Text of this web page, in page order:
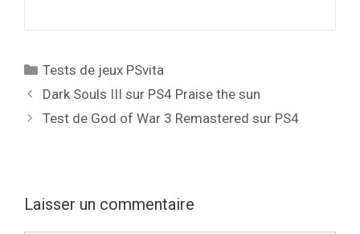
Catégories
Tests de jeux PSvita
Dark Souls III sur PS4 Praise the sun
Test de God of War 3 Remastered sur PS4
Laisser un commentaire